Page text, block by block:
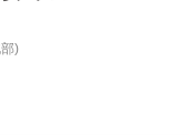
)